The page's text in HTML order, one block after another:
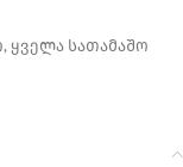
, ყველა სათამაშო